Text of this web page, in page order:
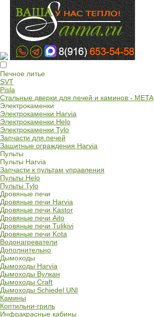
Печное литье
SVT
Pisla
Стальные дверки для печей и каминов - META
Электрокаменки
Электрокаменки Harvia
Электрокаменки Helo
Электрокаменки Tylo
Запчасти для печей
Защитные ограждения Harvia
Пульты
Пульты Harvia
Запчасти к пультам управления
Пульты Helo
Пульты Tylo
Дровяные печи
Дровяные печи Harvia
Дровяные печи Kastor
Дровяные печи Aito
Дровяные печи Tulikivi
Дровяные печи Kota
Водонагреватели
Дополнительно
Дымоходы
Дымоходы Harvia
Дымоходы Вулкан
Дымоходы Craft
Дымоходы Schiedel UNI
Камины
Коптильни-гриль
Инфракрасные кабины